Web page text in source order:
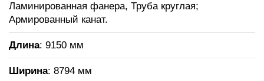
Ламинированная фанера, Труба круглая;
Армированный канат.
Длина: 9150 мм
Ширина: 8794 мм